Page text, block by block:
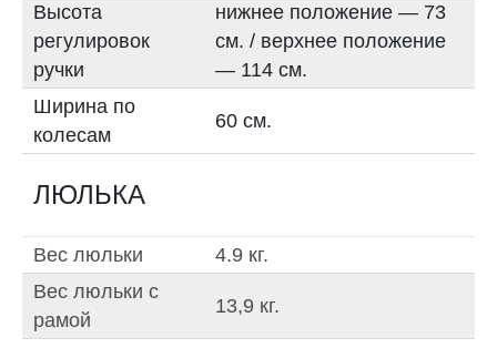
Высота
регулировок
ручки
нижнее положение — 73
см. / верхнее положение
— 114 см.
Ширина по
колесам
60 см.
ЛЮЛЬКА
Вес люльки
4.9 кг.
Вес люльки с
рамой
13,9 кг.